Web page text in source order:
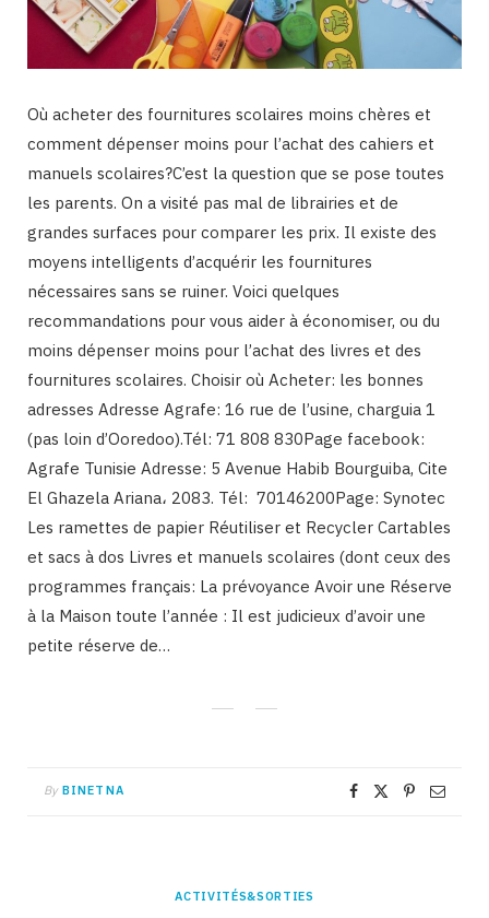
Où acheter des fournitures scolaires moins chères et
comment dépenser moins pour l’achat des cahiers et
manuels scolaires?C’est la question que se pose toutes
les parents. On a visité pas mal de librairies et de
grandes surfaces pour comparer les prix. Il existe des
moyens intelligents d’acquérir les fournitures
nécessaires sans se ruiner. Voici quelques
recommandations pour vous aider à économiser, ou du
moins dépenser moins pour l’achat des livres et des
fournitures scolaires. Choisir où Acheter: les bonnes
adresses Adresse Agrafe: 16 rue de l’usine, charguia 1
(pas loin d’Ooredoo).Tél: 71 808 830Page facebook:
Agrafe Tunisie Adresse: 5 Avenue Habib Bourguiba, Cite
El Ghazela Ariana، 2083. Tél: 70146200Page: Synotec
Les ramettes de papier Réutiliser et Recycler Cartables
et sacs à dos Livres et manuels scolaires (dont ceux des
programmes français: La prévoyance Avoir une Réserve
à la Maison toute l’année : Il est judicieux d’avoir une
petite réserve de…
By BINETNA
ACTIVITÉS&SORTIES